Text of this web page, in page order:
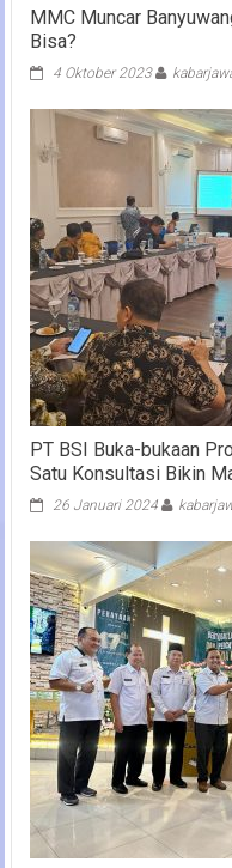
MMC Muncar
Bisa?
4 Oktober 2023
PT BSI Buka-bukaan
Satu Konsultasi Bikin
26 Januari 2024